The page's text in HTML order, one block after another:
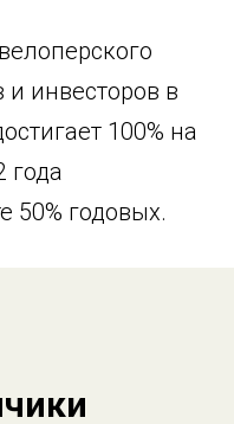
инвесторов в
100% на
года
50% годовых.